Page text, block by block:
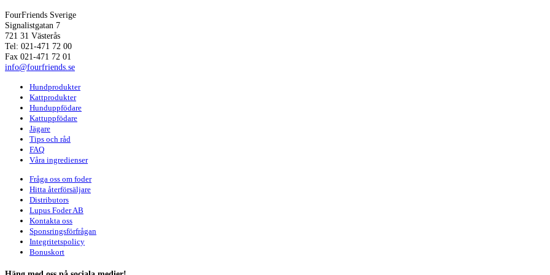
FourFriends Sverige
Signalistgatan 7
721 31 Västerås
Tel: 021-471 72 00
Fax 021-471 72 01
info@fourfriends.se
Hundprodukter
Kattprodukter
Hunduppfödare
Kattuppfödare
Jägare
Tips och råd
FAQ
Våra ingredienser
Fråga oss om foder
Hitta återförsäljare
Distributors
Lupus Foder AB
Kontakta oss
Sponsringsförfrågan
Integritetspolicy
Bonuskort